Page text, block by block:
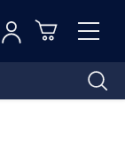
Toggle
Logg inn